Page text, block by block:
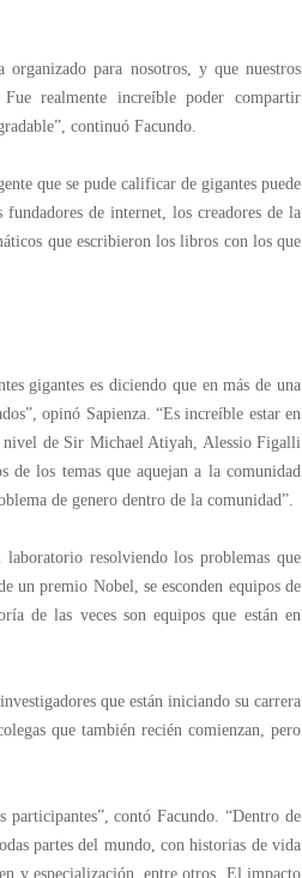
para nosotros, y que nuestros
realmente increíble poder compartir
continuó Facundo.
que se pude calificar de gigantes puede
de internet, los creadores de la
que escribieron los libros con los que
gigantes es diciendo que en más de una
opinó Sapienza. “Es increíble estar en
nivel de Sir Michael Atiyah, Alessio Figalli
de los temas que aquejan a la comunidad
de genero dentro de la comunidad”.
resolviendo los problemas que
un premio Nobel, se esconden equipos de
de las veces son equipos que están en
que están iniciando su carrera
que también recién comienzan, pero
contó Facundo. “Dentro de
partes del mundo, con historias de vida
y especialización, entre otros. El impacto